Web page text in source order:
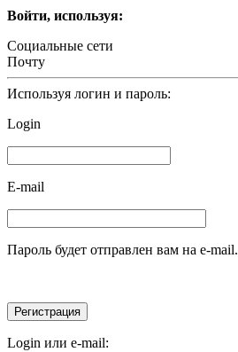
Войти, используя:
Социальные сети
Почту
Используя логин и пароль:
Login
E-mail
Пароль будет отправлен вам на e-mail.
Login или e-mail: